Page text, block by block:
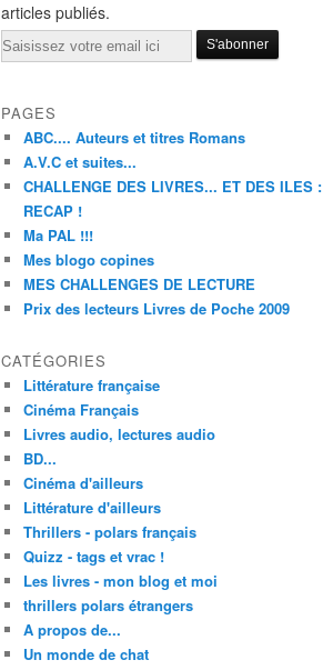
articles publiés.
Email
PAGES
ABC.... Auteurs et titres Romans
A.V.C et suites...
CHALLENGE DES LIVRES... ET DES ILES :
RECAP !
Ma PAL !!!
Mes blogo copines
MES CHALLENGES DE LECTURE
Prix des lecteurs Livres de Poche 2009
CATÉGORIES
Littérature française
Cinéma Français
Livres audio, lectures audio
BD...
Cinéma d'ailleurs
Littérature d'ailleurs
Thrillers - polars français
Quizz - tags et vrac !
Les livres - mon blog et moi
thrillers polars étrangers
A propos de...
Un monde de chat